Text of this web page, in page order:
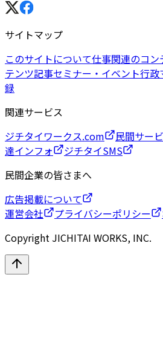
サイトマップ
このサイトについて仕事関連のコン
テンツ記事セミナー・イベント行政
録
関連サービス
ジチタイワークス.com
民間サー
達インフォ
ジチタイSMS
民間企業の皆さまへ
広告掲載について
運営会社
プライバシーポリシー
Copyright JICHITAI WORKS, INC.